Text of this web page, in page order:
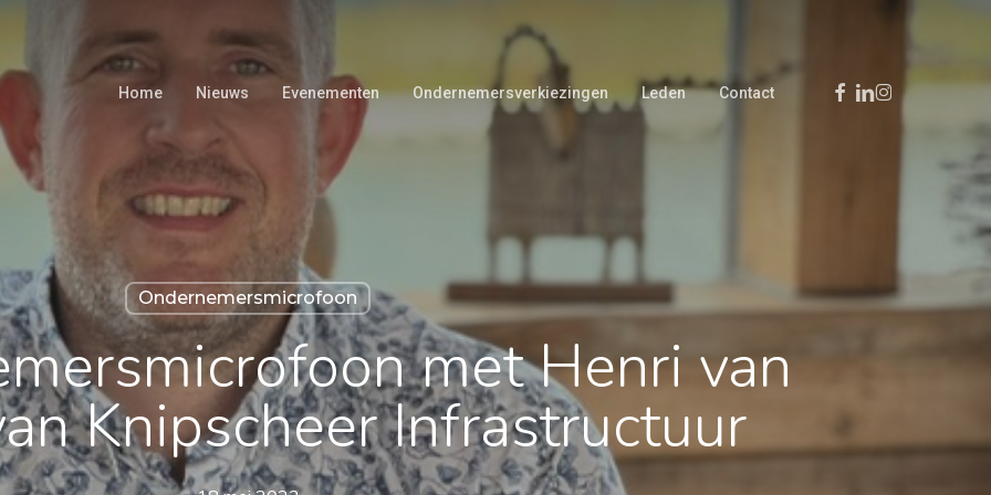
Home Nieuws Evenementen Ondernemersverkiezingen Leden Contact Facebook
Linkedin
Instagram
Ondernemersmicrofoon
met Henri van
Knipscheer Infrastructuur